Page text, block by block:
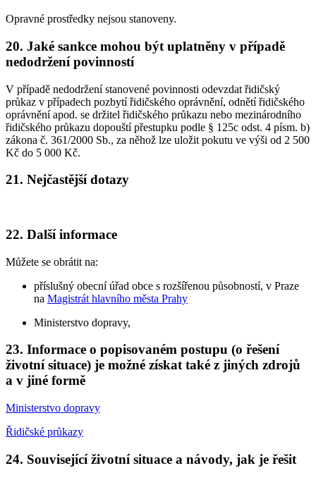
Opravné prostředky nejsou stanoveny.
20. Jaké sankce mohou být uplatněny v případě
nedodržení povinností
V případě nedodržení stanovené povinnosti odevzdat řidičský
průkaz v případech pozbytí řidičského oprávnění, odnětí řidičského
oprávnění apod. se držitel řidičského průkazu nebo mezinárodního
řidičského průkazu dopouští přestupku podle § 125c odst. 4 písm. b)
zákona č. 361/2000 Sb., za něhož lze uložit pokutu ve výši od 2 500
Kč do 5 000 Kč.
21. Nejčastější dotazy
22. Další informace
Můžete se obrátit na:
příslušný obecní úřad obce s rozšířenou působností, v Praze
na Magistrát hlavního města Prahy
Ministerstvo dopravy,
23. Informace o popisovaném postupu (o řešení
životní situace) je možné získat také z jiných zdrojů
a v jiné formě
Ministerstvo dopravy
Řidičské průkazy
24. Související životní situace a návody, jak je řešit